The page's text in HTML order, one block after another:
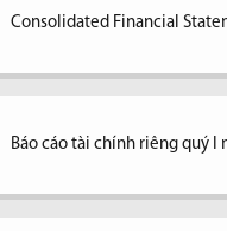
Consolidated Financial
Báo cáo tài chính riêng quý